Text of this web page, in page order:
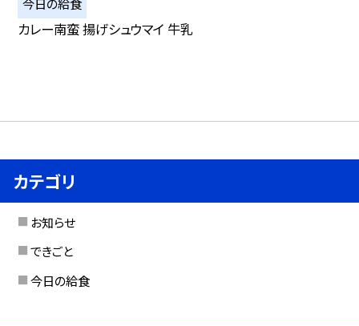
カレー南蛮 揚げシュウマイ 牛乳
カテゴリ
お知らせ
できごと
今日の給食